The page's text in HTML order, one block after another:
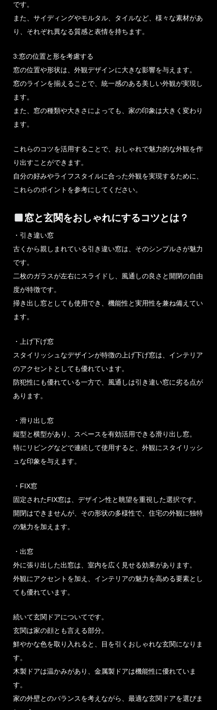
です。
また、サイディングやモルタル、タイルなど、様々な素材があ
り、それぞれ異なる質感と表情を持ちます。
3:窓の位置と形を考慮する
窓の位置や形状は、外観デザインに大きな影響を与えます。
窓のラインを揃えることで、統一感のある美しい外観が実現し
ます。
また、窓の種類や大きさによっても、家の印象は大きく変わり
ます。
これらのコツを活用することで、おしゃれで魅力的な外観を作
り出すことができます。
自分の好みやライフスタイルに合った外観を実現するために、
これらのポイントを参考にしてください。
窓と玄関をおしゃれにするコツとは？
・引き違い窓
古くから親しまれている引き違い窓は、そのシンプルさが魅力
です。
二枚のガラスが左右にスライドし、風通しの良さと開閉の自由
度が特徴です。
掃き出し窓としても使用でき、機能性と実用性を兼ね備えてい
ます。
・上げ下げ窓
スタイリッシュなデザインが特徴の上げ下げ窓は、インテリア
のアクセントとしても優れています。
防犯性にも優れている一方で、風通しは引き違い窓に劣る点が
あります。
・滑り出し窓
縦型と横型があり、スペースを有効活用できる滑り出し窓。
特にリビングなどで連続して使用すると、外観にスタイリッシ
ュな印象を与えます。
・FIX窓
固定されたFIX窓は、デザイン性と眺望を重視した選択です。
開閉はできませんが、その形状の多様性で、住宅の外観に独特
の魅力を加えます。
・出窓
外に張り出した出窓は、室内を広く見せる効果があります。
外観にアクセントを加え、インテリアの魅力を高める要素とし
ても優れています。
続いて玄関ドアについてです。
玄関は家の顔とも言える部分。
鮮やかな色を取り入れると、目を引くおしゃれな玄関になりま
す。
木製ドアは温かみがあり、金属製ドアは機能性に優れていま
す。
家の外壁とのバランスを考えながら、最適な玄関ドアを選びま